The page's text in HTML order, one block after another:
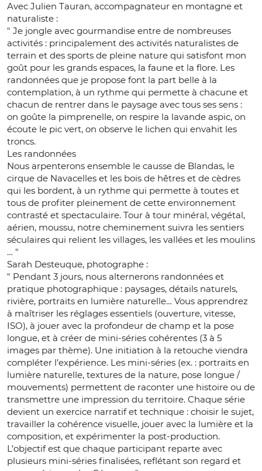
Avec Julien Tauran, accompagnateur en montagne et
naturaliste :
" Je jongle avec gourmandise entre de nombreuses
activités : principalement des activités naturalistes de
terrain et des sports de pleine nature qui satisfont mon
goût pour les grands espaces, la faune et la flore. Les
randonnées que je propose font la part belle à la
contemplation, à un rythme qui permette à chacune et
chacun de rentrer dans le paysage avec tous ses sens :
on goûte la pimprenelle, on respire la lavande aspic, on
écoute le pic vert, on observe le lichen qui envahit les
troncs.
Les randonnées
Nous arpenterons ensemble le causse de Blandas, le
cirque de Navacelles et les bois de hêtres et de cèdres
qui les bordent, à un rythme qui permette à toutes et
tous de profiter pleinement de cette environnement
contrasté et spectaculaire. Tour à tour minéral, végétal,
aérien, moussu, notre cheminement suivra les sentiers
séculaires qui relient les villages, les vallées et les moulins
… "
Sarah Desteuque, photographe :
" Pendant 3 jours, nous alternerons randonnées et
pratique photographique : paysages, détails naturels,
rivière, portraits en lumière naturelle… Vous apprendrez
à maîtriser les réglages essentiels (ouverture, vitesse,
ISO), à jouer avec la profondeur de champ et la pose
longue, et à créer de mini‑séries cohérentes (3 à 5
images par thème). Une initiation à la retouche viendra
compléter l’expérience. Les mini‑séries (ex. : portraits en
lumière naturelle, textures de la nature, pose longue /
mouvements) permettent de raconter une histoire ou de
transmettre une impression du territoire. Chaque série
devient un exercice narratif et technique : choisir le sujet,
travailler la cohérence visuelle, jouer avec la lumière et la
composition, et expérimenter la post‑production.
L’objectif est que chaque participant reparte avec
plusieurs mini‑séries finalisées, reflétant son regard et